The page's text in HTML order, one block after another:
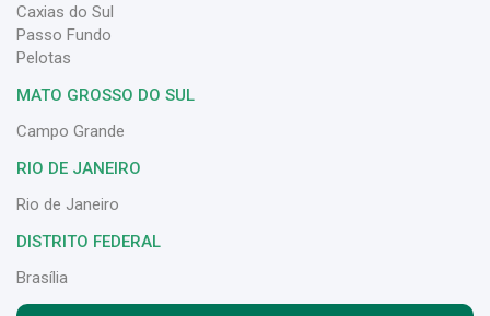
Caxias do Sul
Passo Fundo
Pelotas
MATO GROSSO DO SUL
Campo Grande
RIO DE JANEIRO
Rio de Janeiro
DISTRITO FEDERAL
Brasília